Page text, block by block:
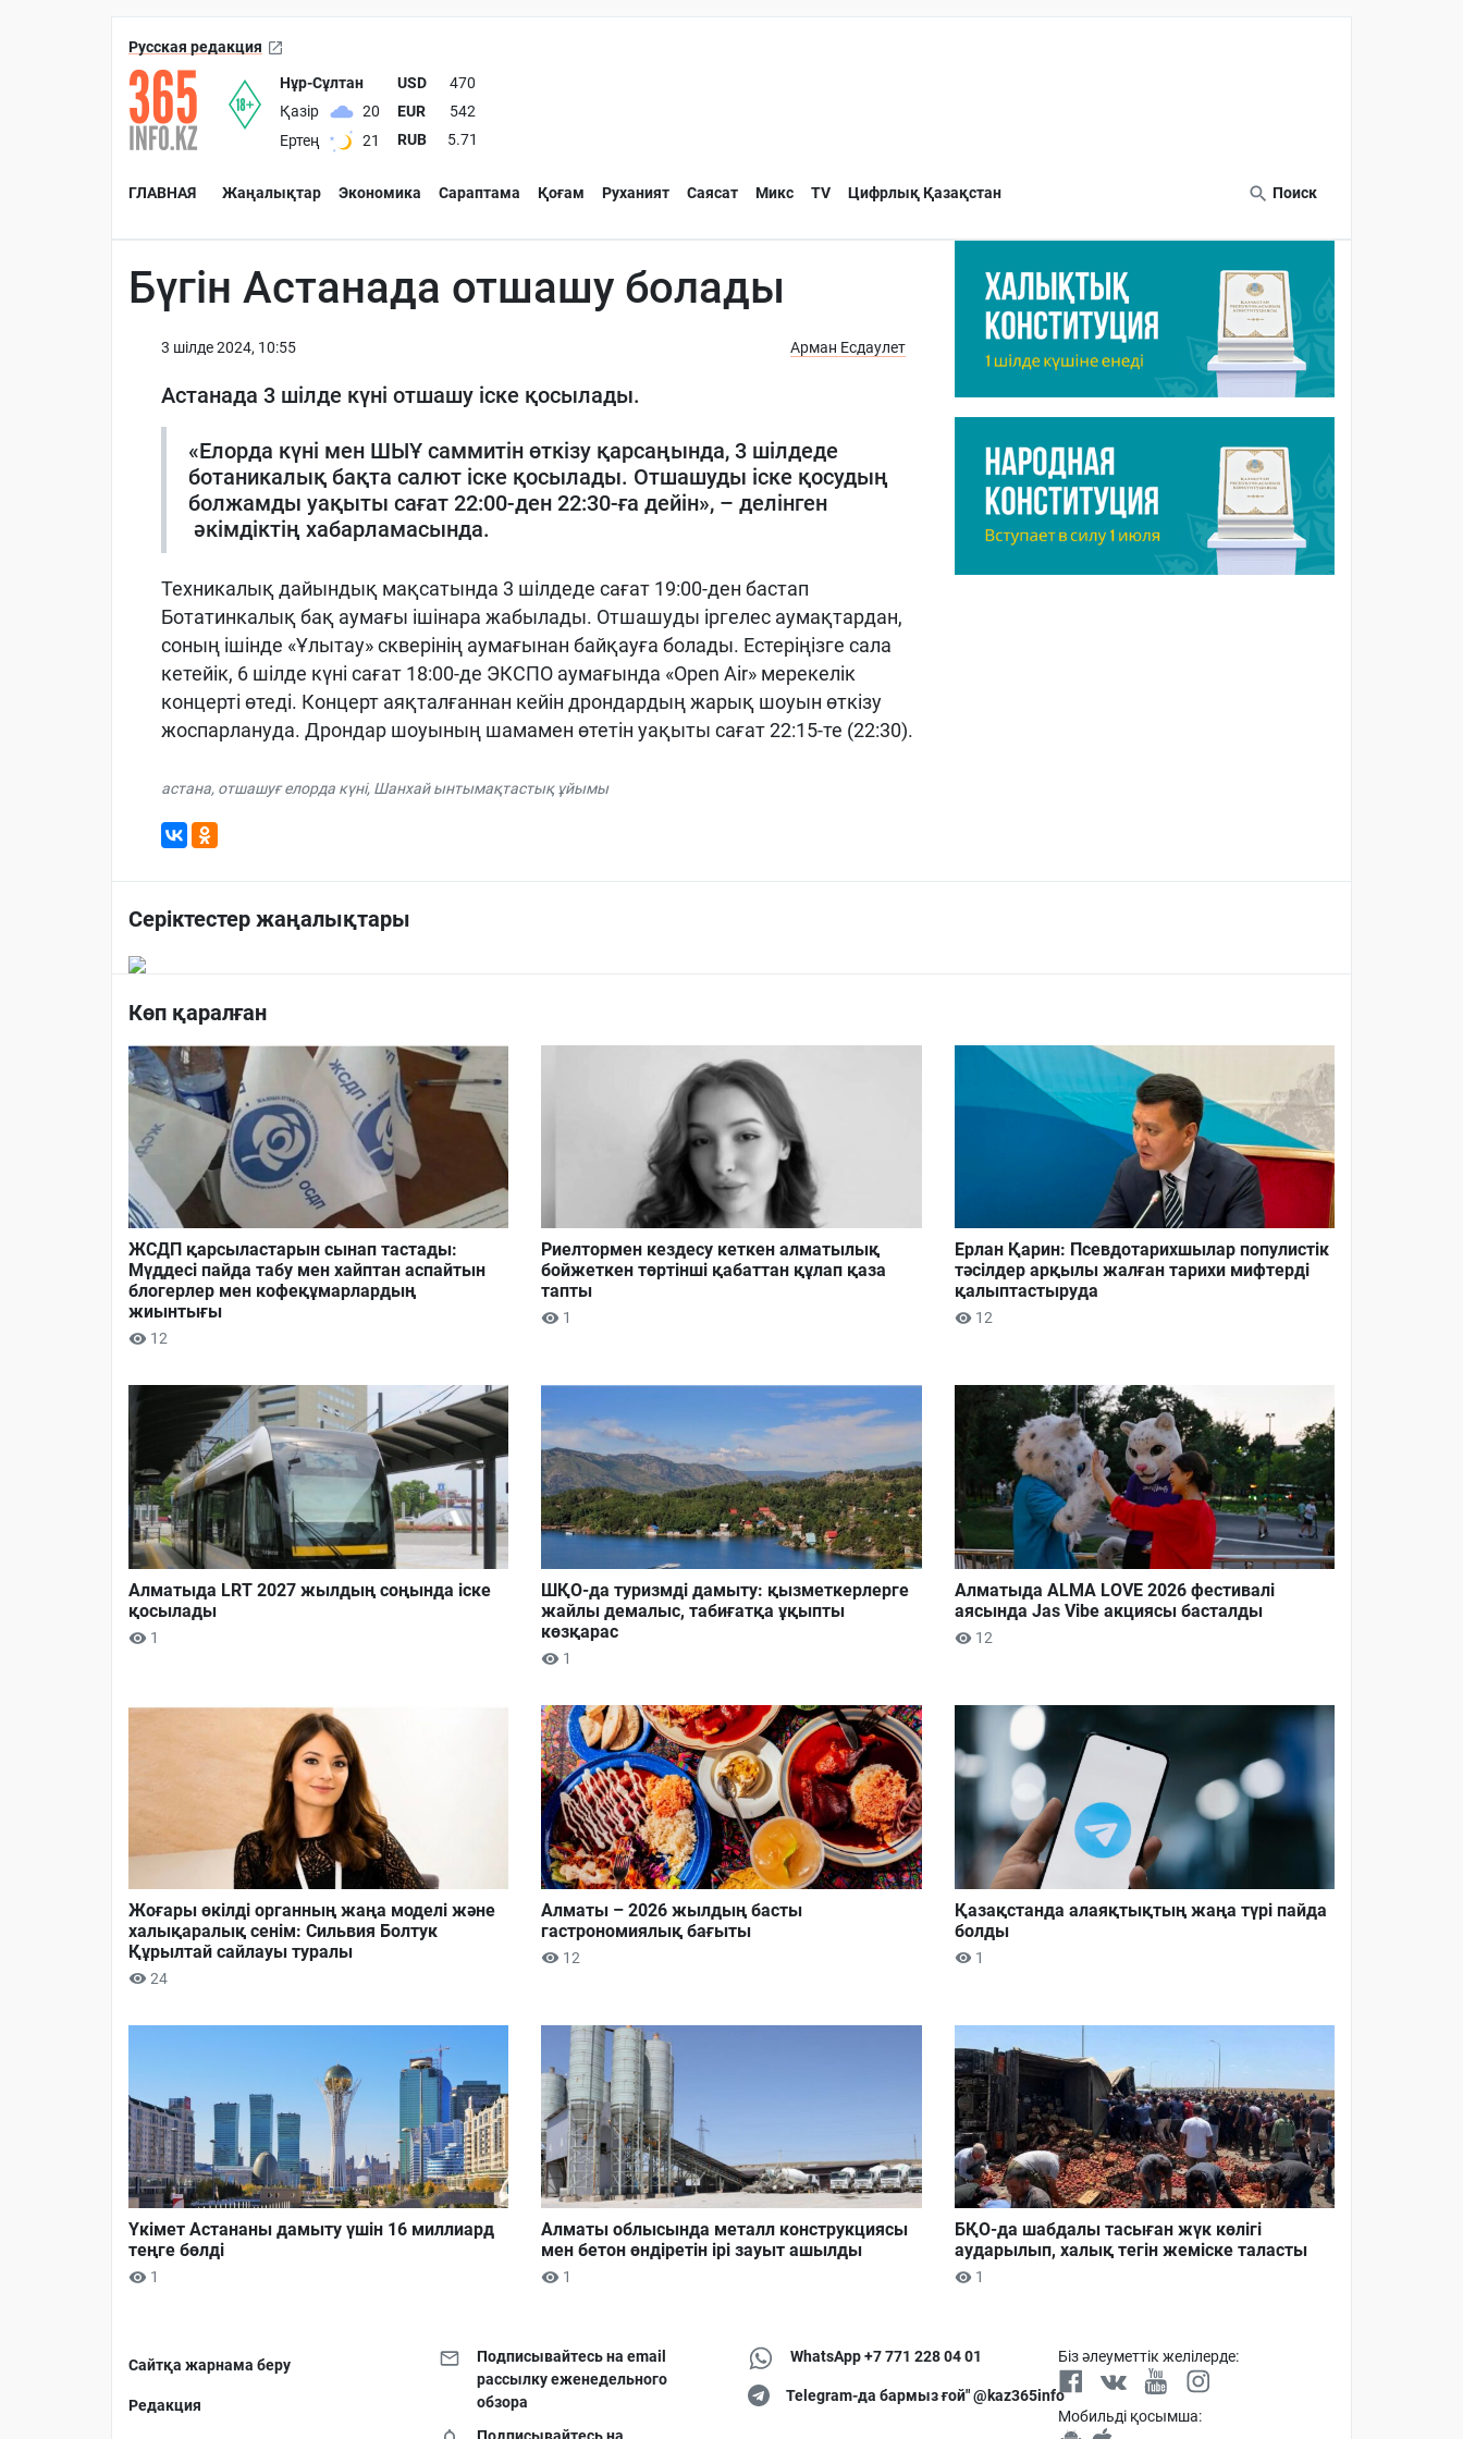
Русская редакция
Нұр-Сұлтан
Қазір
20
Ертең
21
USD
470
EUR
542
RUB
5.71
ГЛАВНАЯ Жаңалықтар Экономика Сараптама Қоғам Руханият Саясат Микс TV Цифрлық Қазақстан Поиск
Бүгін Астанада отшашу болады
3 шiлде 2024, 10:55 Арман Есдаулет
Астанада 3 шілде күні отшашу іске қосылады.
«Елорда күні мен ШЫҰ саммитін өткізу қарсаңында, 3 шілдеде
ботаникалық бақта салют іске қосылады. Отшашуды іске қосудың
болжамды уақыты сағат 22:00-ден 22:30-ға дейін», – делінген
әкімдіктің хабарламасында.
Техникалық дайындық мақсатында 3 шілдеде сағат 19:00-ден бастап
Ботатинкалық бақ аумағы ішінара жабылады. Отшашуды іргелес аумақтардан,
соның ішінде «Ұлытау» скверінің аумағынан байқауға болады. Естеріңізге сала
кетейік, 6 шілде күні сағат 18:00-де ЭКСПО аумағында «Open Air» мерекелік
концерті өтеді. Концерт аяқталғаннан кейін дрондардың жарық шоуын өткізу
жоспарлануда. Дрондар шоуының шамамен өтетін уақыты сағат 22:15-те (22:30).
астана, отшашуғ елорда күні, Шанхай ынтымақтастық ұйымы
Серіктестер жаңалықтары
Көп қаралған
ЖСДП қарсыластарын сынап тастады:
Мүддесі пайда табу мен хайптан аспайтын
блогерлер мен кофеқұмарлардың
жиынтығы
12
Риелтормен кездесу кеткен алматылық
бойжеткен төртінші қабаттан құлап қаза
тапты
1
Ерлан Қарин: Псевдотарихшылар популистік
тәсілдер арқылы жалған тарихи мифтерді
қалыптастыруда
12
Алматыда LRT 2027 жылдың соңында іске
қосылады
1
ШҚО-да туризмді дамыту: қызметкерлерге
жайлы демалыс, табиғатқа ұқыпты
көзқарас
1
Алматыда ALMA LOVE 2026 фестивалі
аясында Jas Vibe акциясы басталды
12
Жоғары өкілді органның жаңа моделі және
халықаралық сенім: Сильвия Болтук
Құрылтай сайлауы туралы
24
Алматы – 2026 жылдың басты
гастрономиялық бағыты
12
Қазақстанда алаяқтықтың жаңа түрі пайда
болды
1
Үкімет Астананы дамыту үшін 16 миллиард
теңге бөлді
1
Алматы облысында металл конструкциясы
мен бетон өндіретін ірі зауыт ашылды
1
БҚО-да шабдалы тасыған жүк көлігі
аударылып, халық тегін жеміске таласты
1
Сайтқа жарнама беру
Редакция
Подписывайтесь на email
рассылку еженедельного
обзора
WhatsApp +7 771 228 04 01
Telegram-да бармыз ғой" @kaz365info
Біз әлеуметтік желілерде:
Мобильді қосымша: